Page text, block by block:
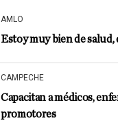
AMLO
Estoy muy bien de salud,
CAMPECHE
Capacitan a médicos,
promotores